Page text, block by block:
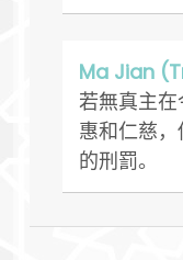
Ma Jian
若無真主
惠和仁慈
的刑罰。